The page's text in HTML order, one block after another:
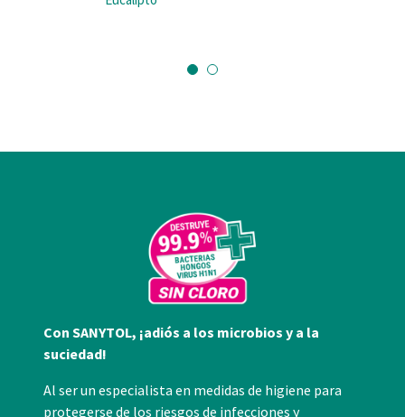
Con SANYTOL, ¡adiós a los microbios y a la
suciedad!
Al ser un especialista en medidas de higiene para
protegerse de los riesgos de infecciones y